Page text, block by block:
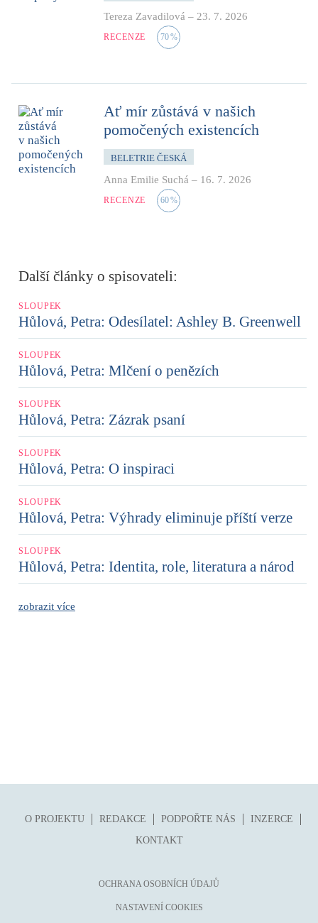
Tereza Zavadilová – 23. 7. 2026
RECENZE 70%
Ať mír zůstává v našich
pomočených existencích
BELETRIE ČESKÁ
Anna Emilie Suchá – 16. 7. 2026
RECENZE 60%
Další články o spisovateli:
SLOUPEK
Hůlová, Petra: Odesílatel: Ashley B. Greenwell
SLOUPEK
Hůlová, Petra: Mlčení o penězích
SLOUPEK
Hůlová, Petra: Zázrak psaní
SLOUPEK
Hůlová, Petra: O inspiraci
SLOUPEK
Hůlová, Petra: Výhrady eliminuje příští verze
SLOUPEK
Hůlová, Petra: Identita, role, literatura a národ
zobrazit více
O PROJEKTU REDAKCE PODPOŘTE NÁS
INZERCE
KONTAKT
OCHRANA OSOBNÍCH ÚDAJŮ
NASTAVENÍ COOKIES